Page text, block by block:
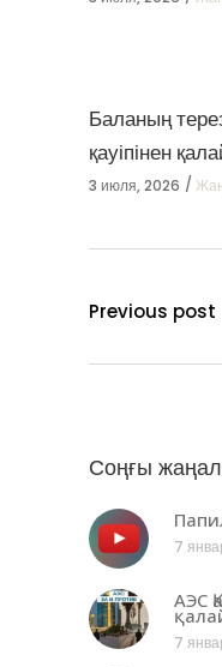
Баланың
қауіпінен
3 июля, 2026
Previous post
Соңғы
7
АЭС
7